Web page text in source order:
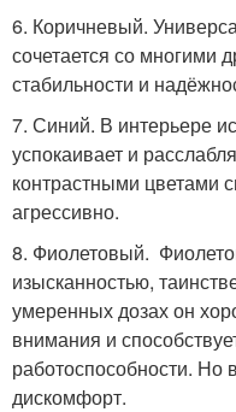
6. Коричневый.
сочетается со
стабильности и
7. Синий. В интерьере
успокаивает и
контрастными цветами
агрессивно.
8. Фиолетовый.
изысканностью,
умеренных дозах он
внимания и
работоспособности. Но
дискомфорт.